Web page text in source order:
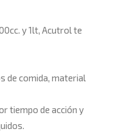
y 1lt, Acutrol te
de comida, material
tiempo de acción y